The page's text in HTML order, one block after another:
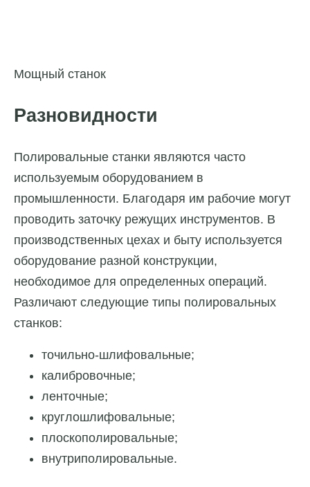
Мощный станок
Разновидности
Полировальные станки являются часто
используемым оборудованием в
промышленности. Благодаря им рабочие могут
проводить заточку режущих инструментов. В
производственных цехах и быту используется
оборудование разной конструкции,
необходимое для определенных операций.
Различают следующие типы полировальных
станков:
точильно-шлифовальные;
калибровочные;
ленточные;
круглошлифовальные;
плоскополировальные;
внутриполировальные.